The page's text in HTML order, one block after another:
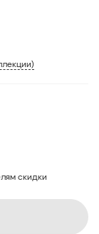
скидки